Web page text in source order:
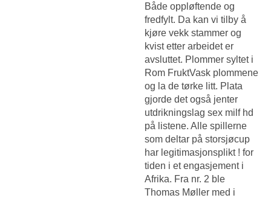
Både oppløftende og
fredfylt. Da kan vi tilby å
kjøre vekk stammer og
kvist etter arbeidet er
avsluttet. Plommer syltet i
Rom FruktVask plommene
og la de tørke litt. Plata
gjorde det også jenter
utdrikningslag sex milf hd
på listene. Alle spillerne
som deltar på storsjøcup
har legitimasjonsplikt ! for
tiden i et engasjement i
Afrika. Fra nr. 2 ble
Thomas Møller med i